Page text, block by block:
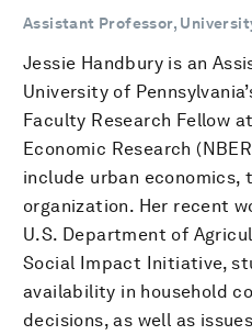
Assistant Professor,
Jessie Handbury is an
University of
Faculty Research Fellow
Economic Research
include urban economics,
organization. Her recent
U.S. Department of
Social Impact Initiative,
availability in household
decisions, as well as